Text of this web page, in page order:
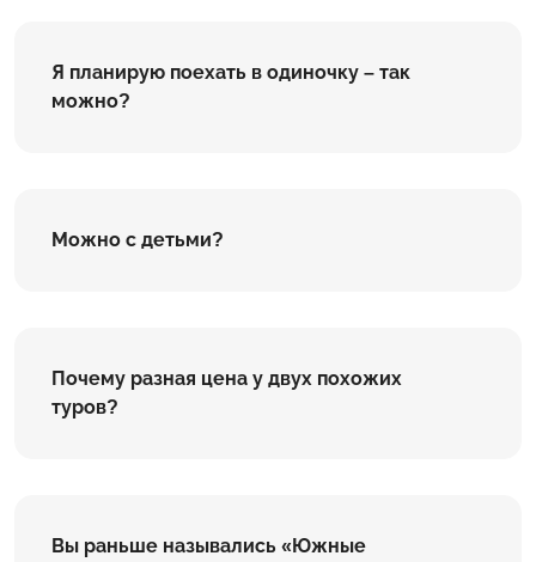
Я планирую поехать в одиночку – так
можно?
Можно с детьми?
Почему разная цена у двух похожих
туров?
Вы раньше назывались «Южные